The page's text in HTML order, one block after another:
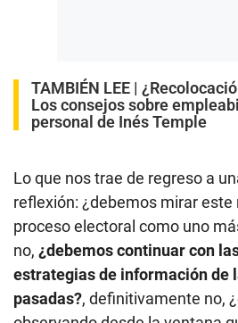
TAMBIÉN LEE |
Los consejos sobre
personal de Inés Temple
Lo que nos trae de regreso a
reflexión: ¿debemos mirar
proceso electoral como uno
no, ¿debemos continuar con
estrategias de información de
pasadas?, definitivamente no,